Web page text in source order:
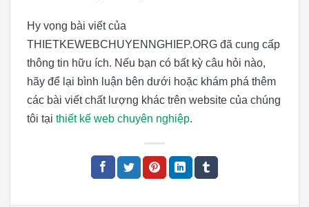
Hy vọng bài viết của
THIETKEWEBCHUYENNGHIEP.ORG đã cung cấp
thông tin hữu ích. Nếu bạn có bất kỳ câu hỏi nào,
hãy để lại bình luận bên dưới hoặc khám phá thêm
các bài viết chất lượng khác trên website của chúng
tôi tại thiết kế web chuyên nghiệp.